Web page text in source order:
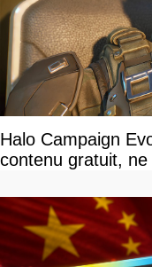
Halo Campaign
contenu gratuit,